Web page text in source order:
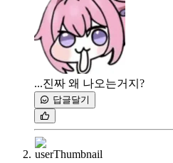
...진짜 왜 나오는거지?
답글달기